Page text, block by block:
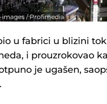
images / Profimedia
u fabrici u blizini
i prouzrokovao
je ugašen,